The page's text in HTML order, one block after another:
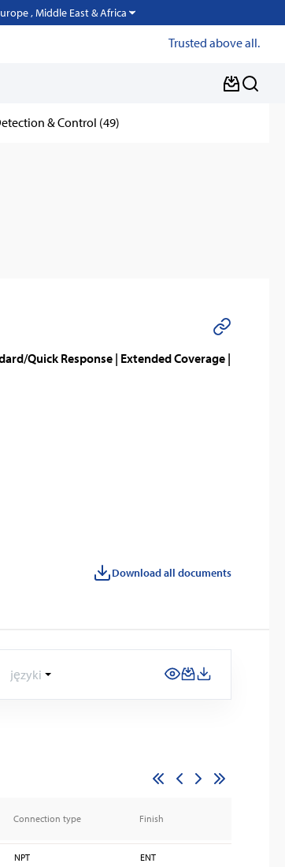
, Middle East & Africa
Trusted above all.
& Control (49)
Quick Response | Extended Coverage |
Download all documents
języki
Connection type Finish
NPT ENT